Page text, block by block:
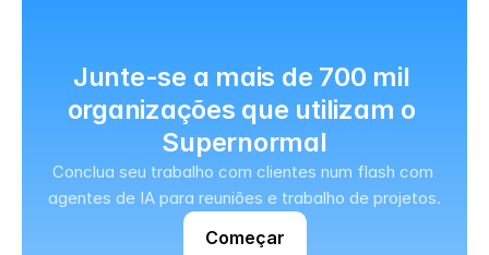
Junte-se a mais de 700 mil
organizações que utilizam o
Supernormal
Conclua seu trabalho com clientes num flash com
agentes de IA para reuniões e trabalho de projetos.
Começar